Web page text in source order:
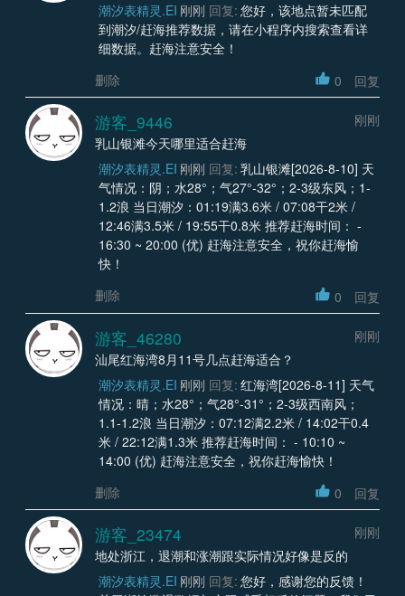
潮汐表精灵.EI 刚刚 回复: 您好，该地点暂未匹配
到潮汐/赶海推荐数据，请在小程序内搜索查看详
细数据。赶海注意安全！
删除
0 回复
游客_9446
刚刚
乳山银滩今天哪里适合赶海
潮汐表精灵.EI 刚刚 回复: 乳山银滩[2026-8-10] 天
气情况：阴；水28°；气27°-32°；2-3级东风；1-
1.2浪 当日潮汐：01:19满3.6米 / 07:08干2米 /
12:46满3.5米 / 19:55干0.8米 推荐赶海时间： -
16:30 ~ 20:00 (优) 赶海注意安全，祝你赶海愉
快！
删除
0 回复
游客_46280
刚刚
汕尾红海湾8月11号几点赶海适合？
潮汐表精灵.EI 刚刚 回复: 红海湾[2026-8-11] 天气
情况：晴；水28°；气28°-31°；2-3级西南风；
1.1-1.2浪 当日潮汐：07:12满2.2米 / 14:02干0.4
米 / 22:12满1.3米 推荐赶海时间： - 10:10 ~
14:00 (优) 赶海注意安全，祝你赶海愉快！
删除
0 回复
游客_23474
刚刚
地处浙江，退潮和涨潮跟实际情况好像是反的
潮汐表精灵.EI 刚刚 回复: 您好，感谢您的反馈！